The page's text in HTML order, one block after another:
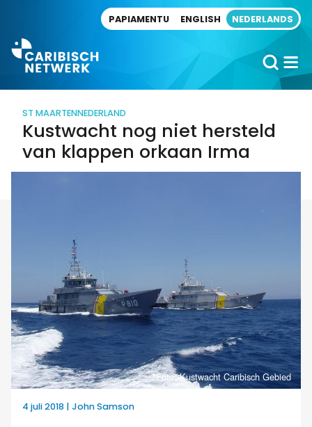
PAPIAMENTU ENGLISH NEDERLANDS
ST MAARTENNEDERLAND
Kustwacht nog niet hersteld
van klappen orkaan Irma
Foto: Kustwacht Caribisch Gebied
4 juli 2018 | John Samson